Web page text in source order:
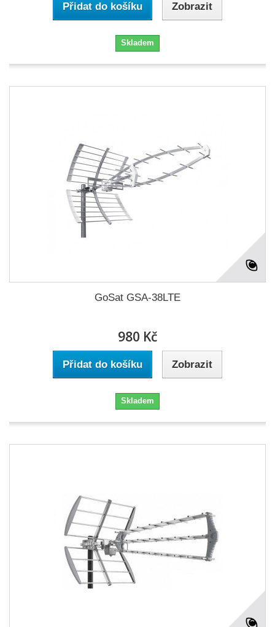
Přidat do košíku Zobrazit
Skladem
GoSat GSA-38LTE
980 Kč
Přidat do košíku Zobrazit
Skladem